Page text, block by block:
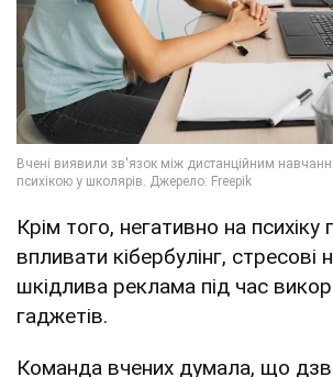
Крім того, негативно на психіку
впливати кібербулінг, стресові
шкідлива реклама під час
гаджетів.
Команда вчених думала, що